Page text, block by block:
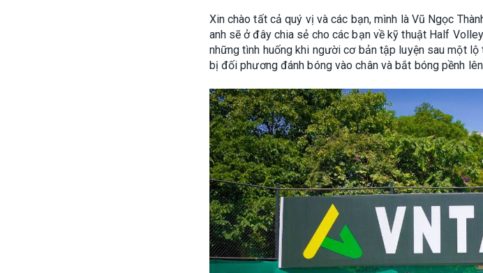
Xin chào tất cả quý vị và các bạn, mình là Vũ Ngọc
anh sẽ ở đây chia sẻ cho các bạn về kỹ thuật Half
những tình huống khi người cơ bản tập luyện sau một
bị đối phương đánh bóng vào chân và bắt bóng pềnh